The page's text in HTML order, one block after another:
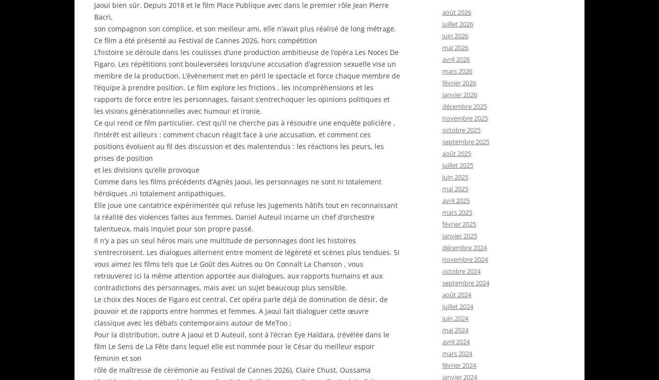
Jaoui bien sûr. Depuis 2018 et le film Place Publique avec dans le premier rôle Jean Pierre
Bacri,
son compagnon son complice, et son meilleur ami, elle n’avait plus réalisé de long métrage.
Ce film a été présenté au Festival de Cannes 2026, hors compétition
L’histoire se déroule dans les coulisses d’une production ambitieuse de l’opéra Les Noces De
Figaro. Les répétitions sont bouleversées lorsqu’une accusation d’agression sexuelle vise un
membre de la production. L’évènement met en péril le spectacle et force chaque membre de
l’équipe à prendre position. Le film explore les frictions , les incompréhensions et les
rapports de force entre les personnages, faisant s’entrechoquer les opinions politiques et
les visions générationnelles avec humour et ironie.
Ce qui rend ce film particulier, c’est qu’il ne cherche pas à résoudre une enquête policière ,
l’intérêt est ailleurs : comment chacun réagit face à une accusation, et comment ces
positions évoluent au fil des discussion et des malentendus : les réactions les peurs, les
prises de position
et les divisions qu’elle provoque
Comme dans les films précédents d’Agnès Jaoui, les personnages ne sont ni totalement
héroïques ,ni totalement antipathiques.
Elle joue une cantatrice expérimentée qui refuse les jugements hâtifs tout en reconnaissant
la réalité des violences faites aux femmes. Daniel Auteuil incarne un chef d’orchestre
talentueux, mais inquiet pour son propre passé.
Il n’y a pas un seul héros mais une multitude de personnages dont les histoires
s’entrecroisent. Les dialogues alternent entre moment de légèreté et scènes plus tendues. Si
vous aimez les films tels que Le Goût des Autres ou On Connaît La Chanson , vous
retrouverez ici la même attention apportée aux dialogues, aux rapports humains et aux
contradictions des personnages, mais avec un sujet beaucoup plus sensible.
Le choix des Noces de Figaro est central. Cet opéra parle déjà de domination de désir, de
pouvoir et de rapports entre hommes et femmes. A Jaoui fait dialoguer cette œuvre
classique avec les débats contemporains autour de MeToo ;
Pour la distribution, outre A Jaoui et D Auteuil, sont à l’écran Eye Haïdara, (révélée dans le
film Le Sens de La Fête dans lequel elle est nommée pour le César du meilleur espoir
féminin et son
rôle de maîtresse de cérémonie au Festival de Cannes 2026), Claire Chust, Oussama
août 2026
juillet 2026
juin 2026
mai 2026
avril 2026
mars 2026
février 2026
janvier 2026
décembre 2025
novembre 2025
octobre 2025
septembre 2025
août 2025
juillet 2025
juin 2025
mai 2025
avril 2025
mars 2025
février 2025
janvier 2025
décembre 2024
novembre 2024
octobre 2024
septembre 2024
août 2024
juillet 2024
juin 2024
mai 2024
avril 2024
mars 2024
février 2024
janvier 2024